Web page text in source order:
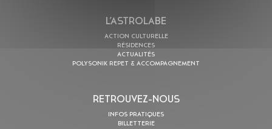
L’ASTROLABE
ACTION CULTURELLE
RÉSIDENCES
ACTUALITÉS
POLYSONIK REPET & ACCOMPAGNEMENT
RETROUVEZ-NOUS
INFOS PRATIQUES
BILLETTERIE